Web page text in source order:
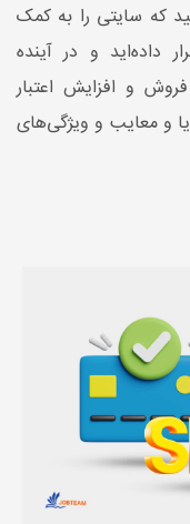
که سایتی را به کمک
داده‌اید و در آینده
و افزایش اعتبار
و معایب و ویژگی‌های